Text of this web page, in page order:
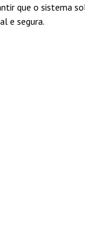
que o sistema
e segura.